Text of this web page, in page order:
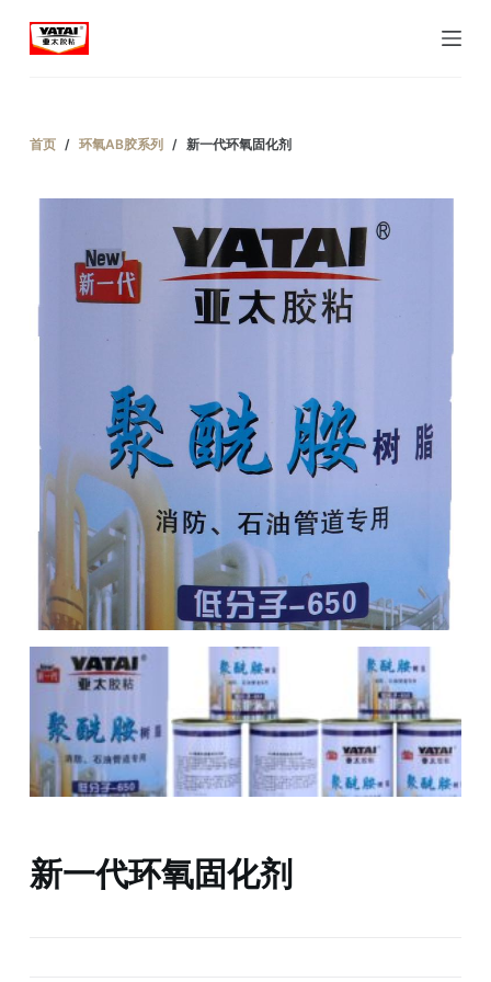
跳
过
首页 / 环氧AB胶系列 / 新一代环氧固化剂
新一代环氧固化剂